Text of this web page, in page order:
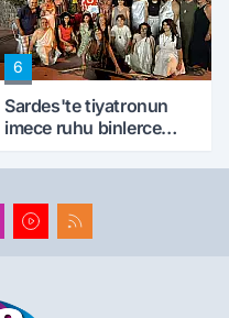
6
Sardes'te tiyatronun
imece ruhu binlerce